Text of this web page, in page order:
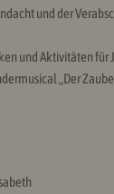
und der
und Aktivitäten für
„Der